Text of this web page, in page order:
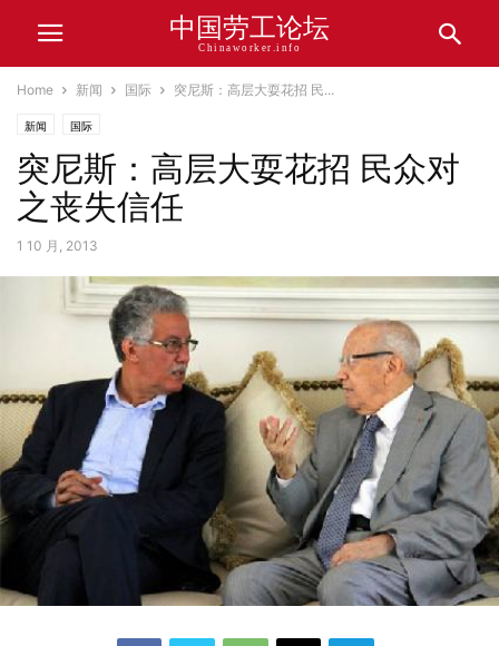
中国劳工论坛
Chinaworker.info
Home 新闻 国际 突尼斯：高层大耍花招 民...
新闻 国际
突尼斯：高层大耍花招 民众对
之丧失信任
1 10 月, 2013